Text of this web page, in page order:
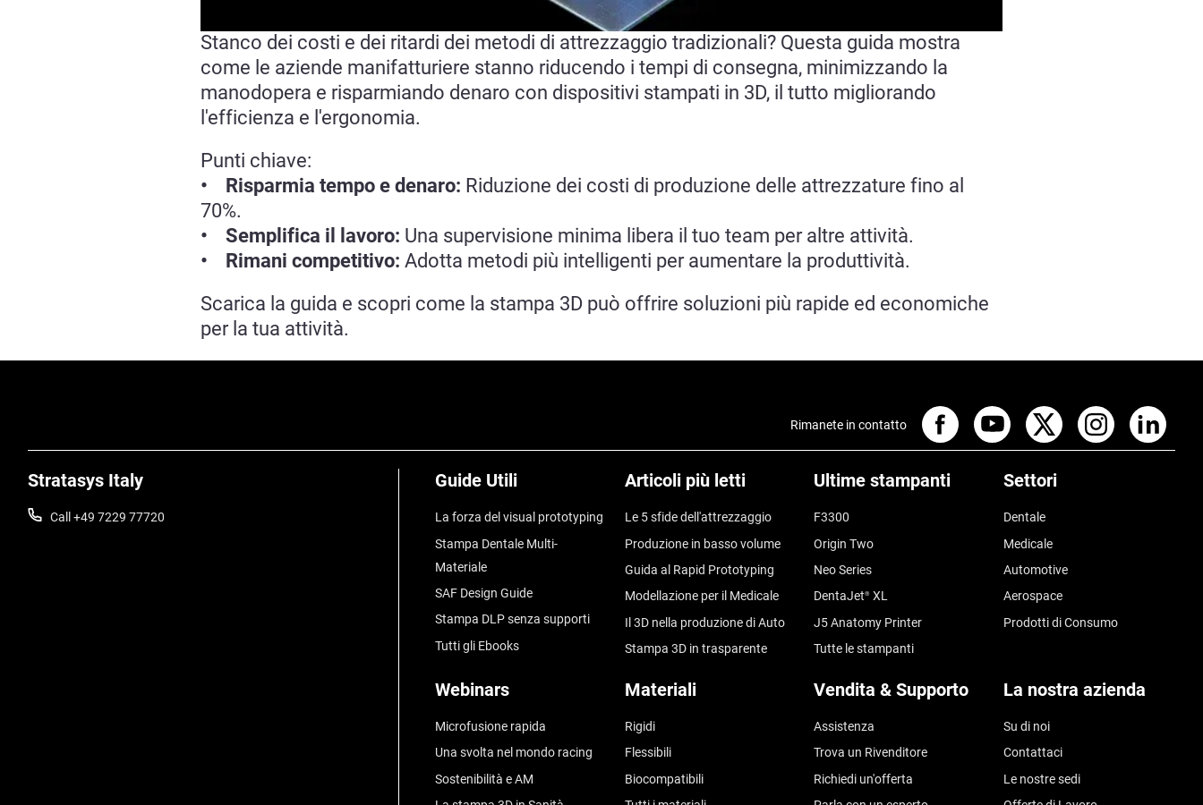
Stanco dei costi e dei ritardi dei metodi di attrezzaggio tradizionali? Questa guida mostra
come le aziende manifatturiere stanno riducendo i tempi di consegna, minimizzando la
manodopera e risparmiando denaro con dispositivi stampati in 3D, il tutto migliorando
l'efficienza e l'ergonomia.
Punti chiave:
• Risparmia tempo e denaro: Riduzione dei costi di produzione delle attrezzature fino al
70%.
• Semplifica il lavoro: Una supervisione minima libera il tuo team per altre attività.
• Rimani competitivo: Adotta metodi più intelligenti per aumentare la produttività.
Scarica la guida e scopri come la stampa 3D può offrire soluzioni più rapide ed economiche
per la tua attività.
Stratasys Italy
Call +49 7229 77720
Guide Utili
La forza del visual prototyping
Stampa Dentale Multi-
Materiale
SAF Design Guide
Stampa DLP senza supporti
Tutti gli Ebooks
Articoli più letti
Le 5 sfide dell'attrezzaggio
Produzione in basso volume
Guida al Rapid Prototyping
Modellazione per il Medicale
Il 3D nella produzione di Auto
Stampa 3D in trasparente
Ultime stampanti
F3300
Origin Two
Neo Series
DentaJet® XL
J5 Anatomy Printer
Tutte le stampanti
Settori
Dentale
Medicale
Automotive
Aerospace
Prodotti di Consumo
Webinars
Microfusione rapida
Una svolta nel mondo racing
Sostenibilità e AM
Materiali
Rigidi
Flessibili
Biocompatibili
Vendita & Supporto
Assistenza
Trova un Rivenditore
Richiedi un'offerta
La nostra azienda
Su di noi
Contattaci
Le nostre sedi
Rimanete in contatto